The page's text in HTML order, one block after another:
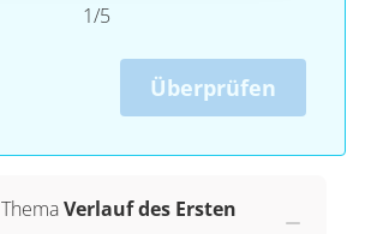
1/5
Überprüfen
Verlauf des Ersten